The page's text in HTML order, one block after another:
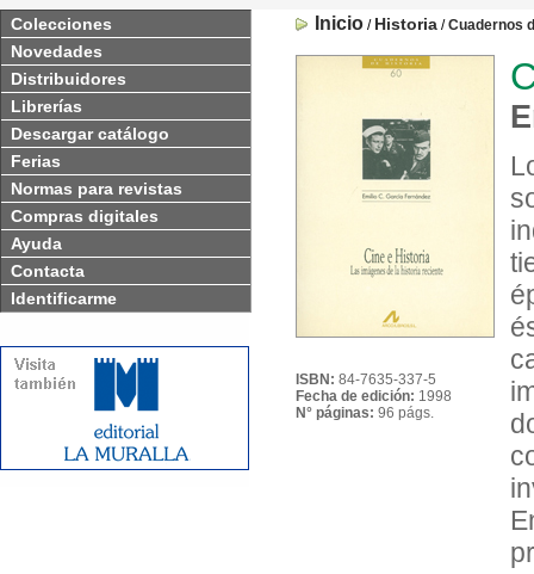
Colecciones
Novedades
Distribuidores
Librerías
Descargar catálogo
Ferias
Normas para revistas
Compras digitales
Ayuda
Contacta
Identificarme
Inicio / Historia /Cuadernos
ISBN: 84-7635-337-5
Fecha de edición: 1998
N° páginas: 96 págs.